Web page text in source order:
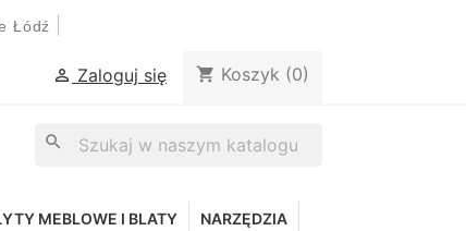
Łódź
 Zaloguj się shopping_cart Koszyk (0)
search
MEBLOWE I BLATY
NARZĘDZIA